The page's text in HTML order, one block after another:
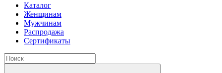
Каталог
Женщинам
Мужчинам
Распродажа
Сертификаты